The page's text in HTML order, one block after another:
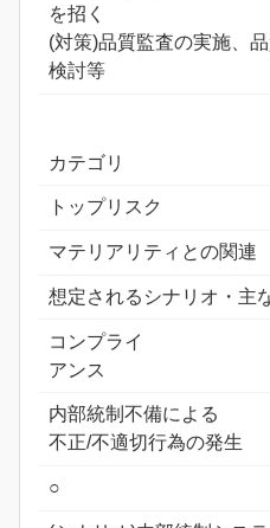
を招く
(対策)品質監査の実施、
検討等
カテゴリ
トップリスク
マテリアリティとの関連
想定されるシナリオ・主
コンプライ
アンス
内部統制不備による
不正/不適切行為の発生
○